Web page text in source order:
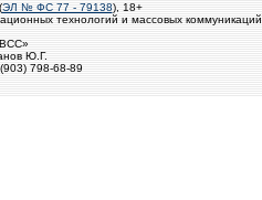
ЭЛ № ФС 77 - 79138), 18+
технологий и массовых коммуникаций
Ю.Г.
(903) 798-68-89